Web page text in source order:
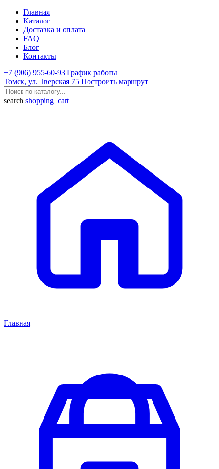
Главная
Каталог
Доставка и оплата
FAQ
Блог
Контакты
+7 (906) 955-60-93 График работы
Томск, ул. Тверская 75 Построить маршрут
search shopping_cart
Главная